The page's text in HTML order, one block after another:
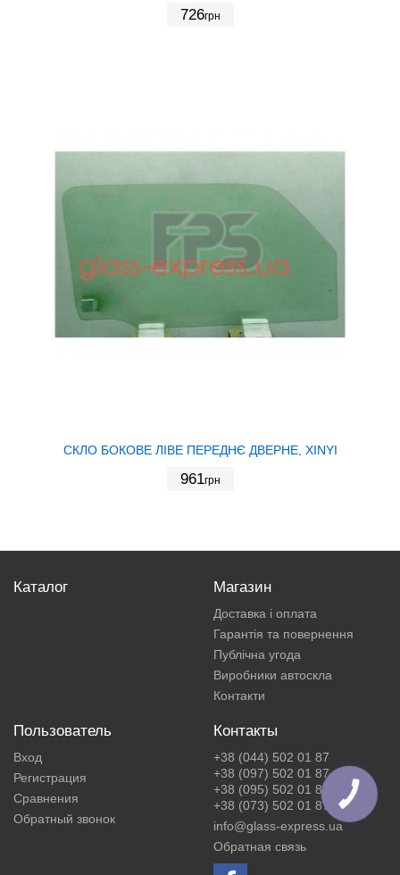
726грн
СКЛО БОКОВЕ ЛІВЕ ПЕРЕДНЄ ДВЕРНЕ, XINYI
961грн
Каталог Магазин
Доставка і оплата
Гарантія та повернення
Публічна угода
Виробники автоскла
Контакти
Пользователь
Вход
Регистрация
Сравнения
Обратный звонок
Контакты
+38 (044) 502 01 87
+38 (097) 502 01 87
+38 (095) 502 01 87
+38 (073) 502 01 87
info@glass-express.ua
Обратная связь
КНОПКА
ЗВ'ЯЗКУ